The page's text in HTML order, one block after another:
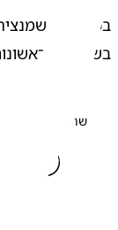
בשנותיו
שתפו